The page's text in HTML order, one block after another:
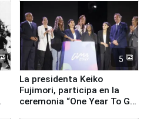
equipamiento para
Serenazgo
5
La presidenta Keiko
Fujimori, participa en la
ceremonia “One Year To Go